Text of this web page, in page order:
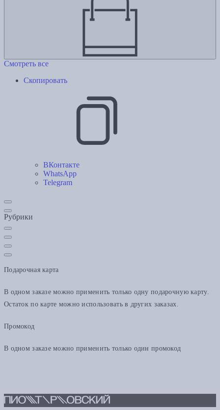
Смотреть все
Скопировать
ВКонтакте
WhatsApp
Telegram
Рубрики
Подарочная карта
В одном заказе можно применить только одну подарочную карту.
Остаток по карте можно использовать в других заказах.
Промокод
В одном заказе можно применить только один промокод